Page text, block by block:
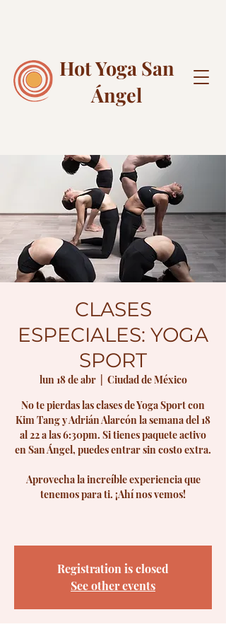
Hot Yoga San
Ángel
CLASES
ESPECIALES: YOGA
SPORT
lun 18 de abr
  |
Ciudad de México
No te pierdas las clases de Yoga Sport con
Kim Tang y Adrián Alarcón la semana del 18
al 22 a las 6:30pm. Si tienes paquete activo
en San Ángel, puedes entrar sin costo extra.
Aprovecha la increíble experiencia que
tenemos para ti. ¡Ahí nos vemos!
Registration is closed
See other events